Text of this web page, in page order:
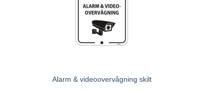
Alarm & videoovervågning skilt